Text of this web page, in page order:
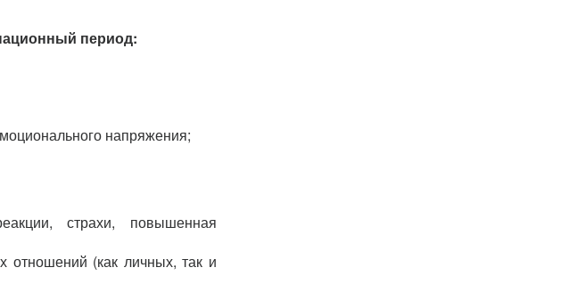
период:
напряжения;
страхи, повышенная
отношений (как личных, так и